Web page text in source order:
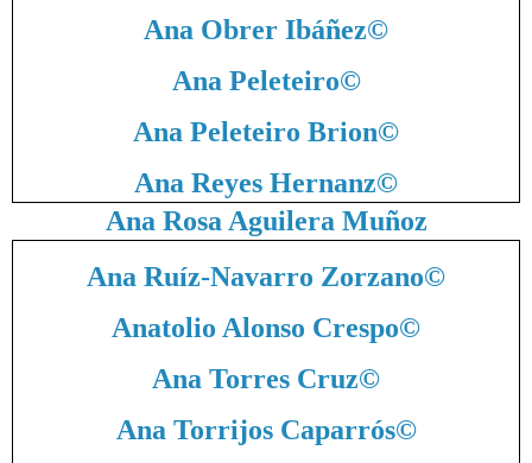
Ana Obrer Ibáñez©
Ana Peleteiro©
Ana Peleteiro Brion©
Ana Reyes Hernanz©
Ana Rosa Aguilera Muñoz
Ana Ruíz-Navarro Zorzano©
Anatolio Alonso Crespo©
Ana Torres Cruz©
Ana Torrijos Caparrós©